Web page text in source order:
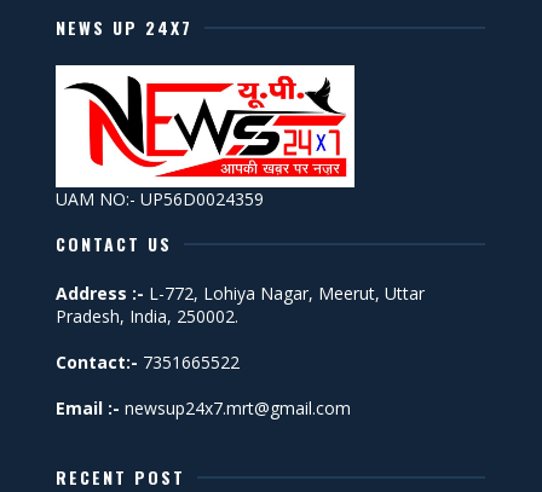
NEWS UP 24X7
UAM NO:- UP56D0024359
CONTACT US
Address :- L-772, Lohiya Nagar, Meerut, Uttar
Pradesh, India, 250002.
Contact:- 7351665522
Email :- newsup24x7.mrt@gmail.com
RECENT POST